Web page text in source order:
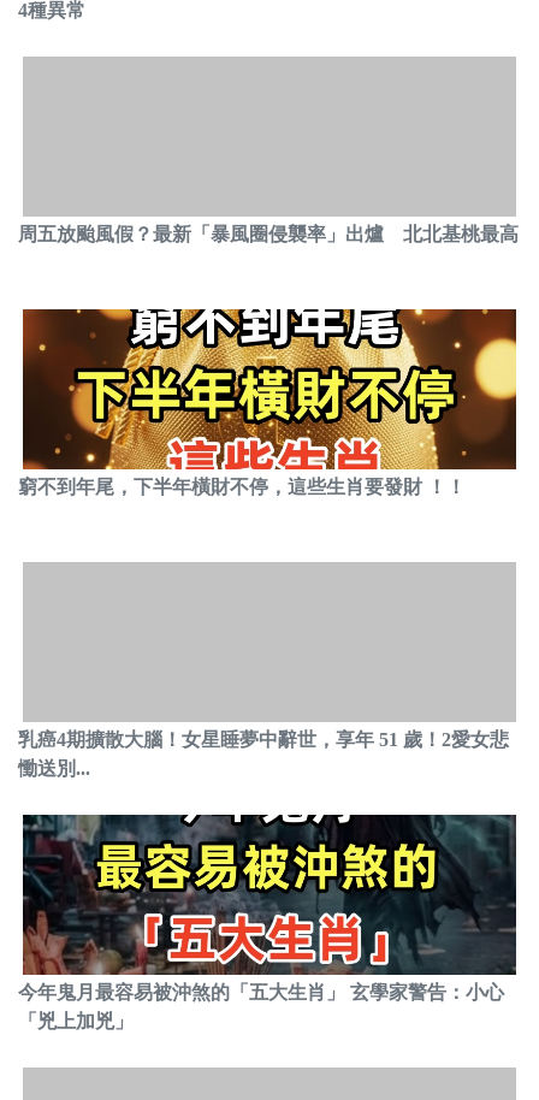
4種異常
周五放颱風假？最新「暴風圈侵襲率」出爐 北北基桃最高
窮不到年尾，下半年橫財不停，這些生肖要發財 ！！
乳癌4期擴散大腦！女星睡夢中辭世，享年 51 歲！2愛女悲
慟送別...
今年鬼月最容易被沖煞的「五大生肖」 玄學家警告：小心
「兇上加兇」